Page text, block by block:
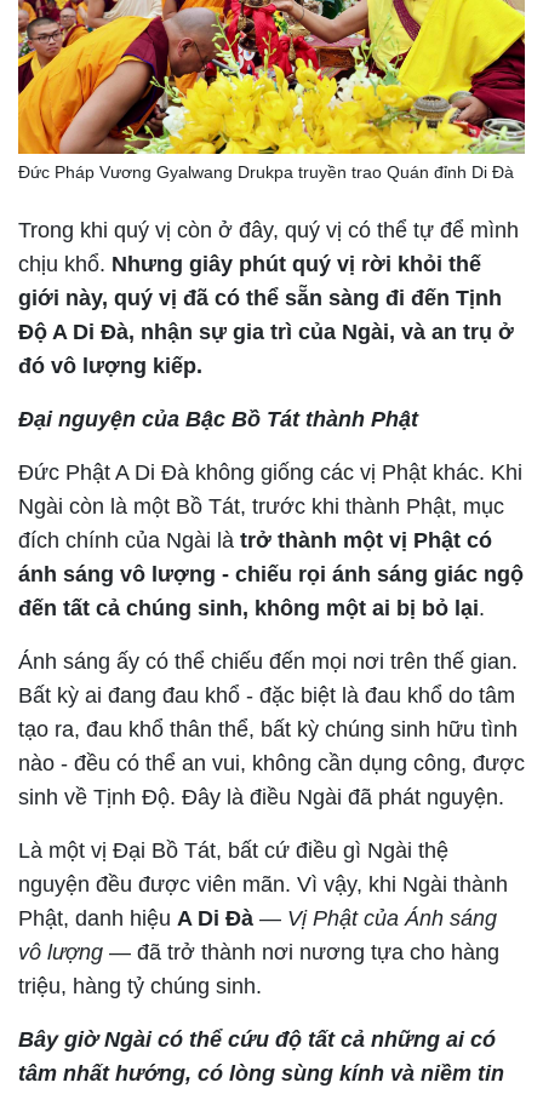
Đức Pháp Vương Gyalwang Drukpa truyền trao Quán đỉnh Di Đà
Trong khi quý vị còn ở đây, quý vị có thể tự để mình
chịu khổ. Nhưng giây phút quý vị rời khỏi thế
giới này, quý vị đã có thể sẵn sàng đi đến Tịnh
Độ A Di Đà, nhận sự gia trì của Ngài, và an trụ ở
đó vô lượng kiếp.
Đại nguyện của Bậc Bồ Tát thành Phật
Đức Phật A Di Đà không giống các vị Phật khác. Khi
Ngài còn là một Bồ Tát, trước khi thành Phật, mục
đích chính của Ngài là trở thành một vị Phật có
ánh sáng vô lượng - chiếu rọi ánh sáng giác ngộ
đến tất cả chúng sinh, không một ai bị bỏ lại.
Ánh sáng ấy có thể chiếu đến mọi nơi trên thế gian.
Bất kỳ ai đang đau khổ - đặc biệt là đau khổ do tâm
tạo ra, đau khổ thân thể, bất kỳ chúng sinh hữu tình
nào - đều có thể an vui, không cần dụng công, được
sinh về Tịnh Độ. Đây là điều Ngài đã phát nguyện.
Là một vị Đại Bồ Tát, bất cứ điều gì Ngài thệ
nguyện đều được viên mãn. Vì vậy, khi Ngài thành
Phật, danh hiệu A Di Đà — Vị Phật của Ánh sáng
vô lượng — đã trở thành nơi nương tựa cho hàng
triệu, hàng tỷ chúng sinh.
Bây giờ Ngài có thể cứu độ tất cả những ai có
tâm nhất hướng, có lòng sùng kính và niềm tin